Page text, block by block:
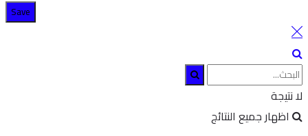
لا نتيجة
اظهار جميع النتائج